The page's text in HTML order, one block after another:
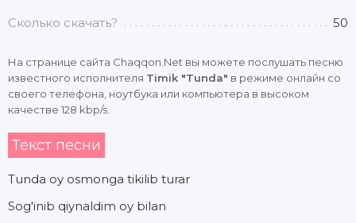
Сколько скачать? 50
На странице сайта Chaqqon.Net вы можете послушать песню
известного исполнителя Timik "Tunda" в режиме онлайн со
своего телефона, ноутбука или компьютера в высоком
качестве 128 kbp/s.
Текст песни
Tunda oy osmonga tikilib turar
Sog'inib qiynaldim oy bilan